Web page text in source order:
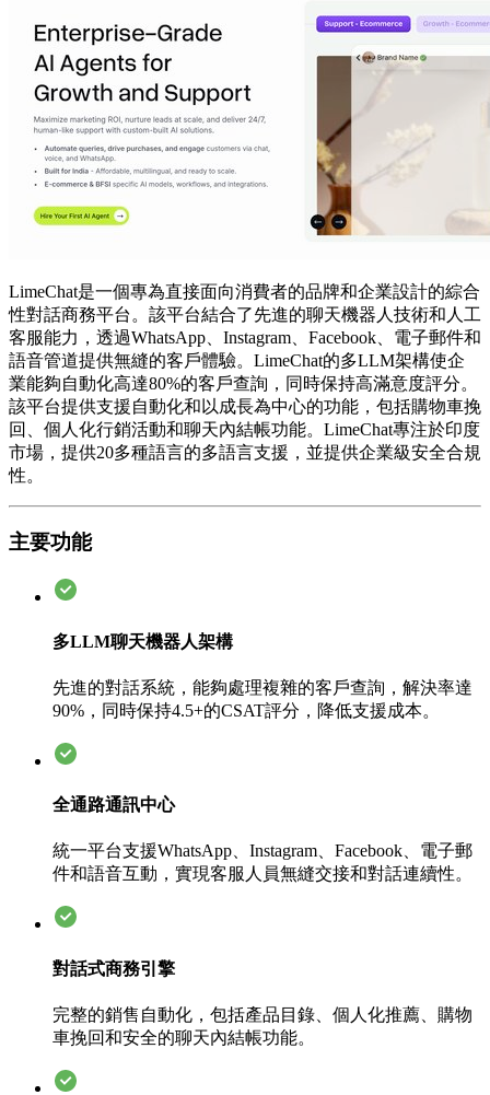
LimeChat是一個專為直接面向消費者的品牌和企業設計的綜合
性對話商務平台。該平台結合了先進的聊天機器人技術和人工
客服能力，透過WhatsApp、Instagram、Facebook、電子郵件和
語音管道提供無縫的客戶體驗。LimeChat的多LLM架構使企
業能夠自動化高達80%的客戶查詢，同時保持高滿意度評分。
該平台提供支援自動化和以成長為中心的功能，包括購物車挽
回、個人化行銷活動和聊天內結帳功能。LimeChat專注於印度
市場，提供20多種語言的多語言支援，並提供企業級安全合規
性。
主要功能
多LLM聊天機器人架構
先進的對話系統，能夠處理複雜的客戶查詢，解決率達
90%，同時保持4.5+的CSAT評分，降低支援成本。
全通路通訊中心
統一平台支援WhatsApp、Instagram、Facebook、電子郵
件和語音互動，實現客服人員無縫交接和對話連續性。
對話式商務引擎
完整的銷售自動化，包括產品目錄、個人化推薦、購物
車挽回和安全的聊天內結帳功能。